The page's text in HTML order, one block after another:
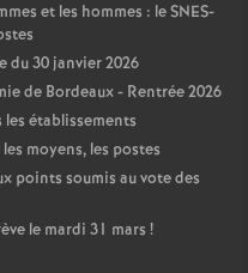
et les hommes : le SNES-
du 30 janvier 2026
de Bordeaux - Rentrée 2026
établissements
moyens, les postes
points soumis au vote des
le mardi 31 mars !